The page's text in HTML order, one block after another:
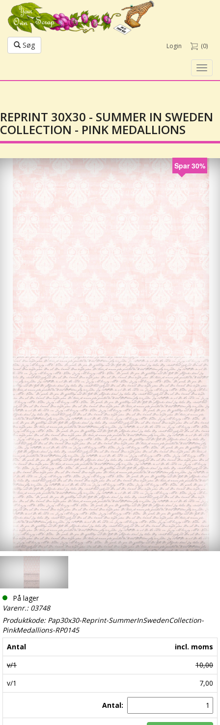
Søg Login (0)
REPRINT 30X30 - SUMMER IN SWEDEN
COLLECTION - PINK MEDALLIONS
Spar 30%
På lager
Varenr.: 03748
Produktkode: Pap30x30-Reprint-SummerInSwedenCollection-
PinkMedallions-RP0145
Antal
incl. moms
v/1
10,00
v/1
7,00
Antal: